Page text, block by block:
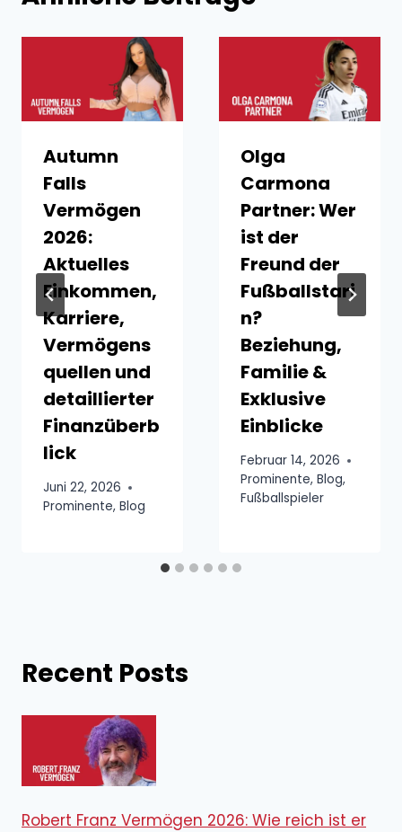
Autumn
Falls
Vermögen
2026:
Aktuelles
Einkommen,
Karriere,
Vermögens
quellen und
detaillierter
Finanzüberb
lick
Juni 22, 2026
Prominente, Blog
Olga
Carmona
Partner: Wer
ist der
Freund der
Fußballstari
n?
Beziehung,
Familie &
Exklusive
Einblicke
Februar 14, 2026
Prominente, Blog,
Fußballspieler
Recent Posts
Robert Franz Vermögen 2026: Wie reich ist er